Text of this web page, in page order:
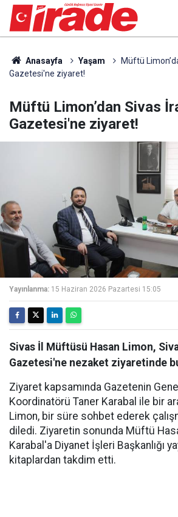
Anasayfa Yaşam
Müftü
Gazetesi'ne ziyaret!
Müftü Limon’dan Sivas
Gazetesi'ne ziyaret!
Yayınlanma: 15 Haziran 2026 Pazartesi 15:05
Sivas İl Müftüsü Hasan Limon,
Gazetesi'ne nezaket ziyaretinde
Ziyaret kapsamında Gazetenin
Koordinatörü Taner Karabal ile bir
Limon, bir süre sohbet ederek
diledi. Ziyaretin sonunda Müftü
Karabal'a Diyanet İşleri Başkanlığı
kitaplardan takdim etti.